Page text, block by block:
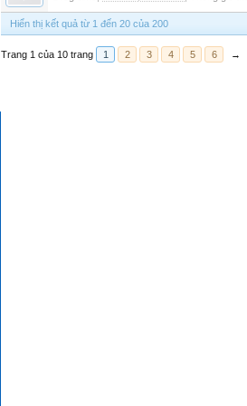
Hiển thị kết quả từ 1 đến 20 của 200
Trang 1 của 10 trang 1 2 3 4 5 6 →